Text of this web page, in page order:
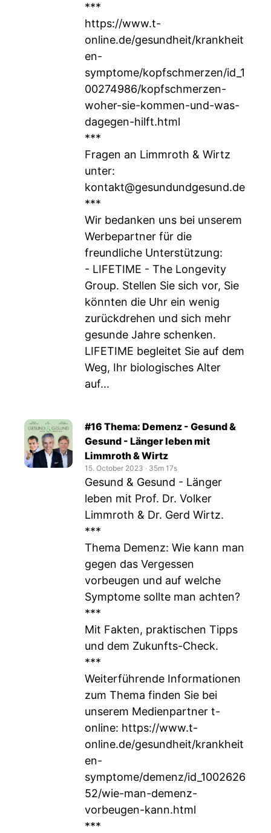
***
https://www.t-
online.de/gesundheit/krankheit
en-
symptome/kopfschmerzen/id_1
00274986/kopfschmerzen-
woher-sie-kommen-und-was-
dagegen-hilft.html
***
Fragen an Limmroth & Wirtz
unter:
kontakt@gesundundgesund.de
***
Wir bedanken uns bei unserem
Werbepartner für die
freundliche Unterstützung:
- LIFETIME - The Longevity
Group. Stellen Sie sich vor, Sie
könnten die Uhr ein wenig
zurückdrehen und sich mehr
gesunde Jahre schenken.
LIFETIME begleitet Sie auf dem
Weg, Ihr biologisches Alter
auf...
#16 Thema: Demenz - Gesund &
Gesund - Länger leben mit
Limmroth & Wirtz
15. October 2023 ‧ 35m 17s
Gesund & Gesund - Länger
leben mit Prof. Dr. Volker
Limmroth & Dr. Gerd Wirtz.
***
Thema Demenz: Wie kann man
gegen das Vergessen
vorbeugen und auf welche
Symptome sollte man achten?
***
Mit Fakten, praktischen Tipps
und dem Zukunfts-Check.
***
Weiterführende Informationen
zum Thema finden Sie bei
unserem Medienpartner t-
online: https://www.t-
online.de/gesundheit/krankheit
en-
symptome/demenz/id_1002626
52/wie-man-demenz-
vorbeugen-kann.html
***